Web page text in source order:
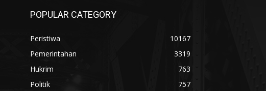
POPULAR CATEGORY
Peristiwa
10167
Pemerintahan
3319
Hukrim
763
Politik
757